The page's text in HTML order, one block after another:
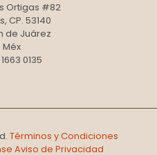
Ortigas #82
CP. 53140
de Juárez
Méx
0135
Términos y Condiciones
Aviso de Privacidad